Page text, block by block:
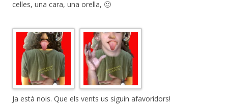
celles, una cara, una orella, 🙂
Ja està nois. Que els vents us siguin afavoridors!